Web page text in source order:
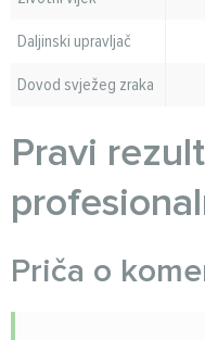
Daljinski upravljač
Dovod svježeg zraka
Pravi
Priča o